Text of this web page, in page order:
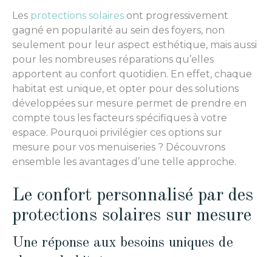
Les protections solaires ont progressivement
gagné en popularité au sein des foyers, non
seulement pour leur aspect esthétique, mais aussi
pour les nombreuses réparations qu’elles
apportent au confort quotidien. En effet, chaque
habitat est unique, et opter pour des solutions
développées sur mesure permet de prendre en
compte tous les facteurs spécifiques à votre
espace. Pourquoi privilégier ces options sur
mesure pour vos menuiseries ? Découvrons
ensemble les avantages d’une telle approche.
Le confort personnalisé par des
protections solaires sur mesure
Une réponse aux besoins uniques de